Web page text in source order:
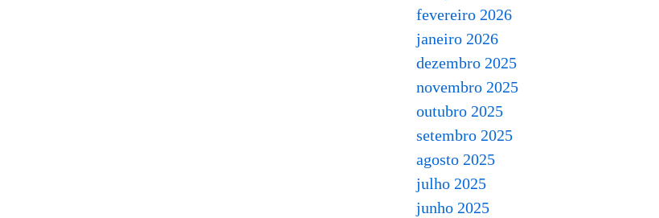
fevereiro 2026
janeiro 2026
dezembro 2025
novembro 2025
outubro 2025
setembro 2025
agosto 2025
julho 2025
junho 2025